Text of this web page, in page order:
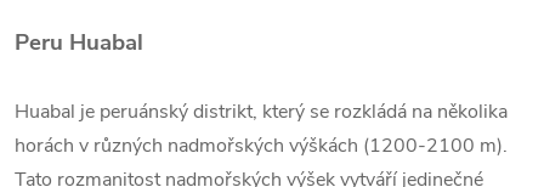
Peru Huabal
Huabal je peruánský distrikt, který se rozkládá na několika
horách v různých nadmořských výškách (1200-2100 m).
Tato rozmanitost nadmořských výšek vytváří jedinečné